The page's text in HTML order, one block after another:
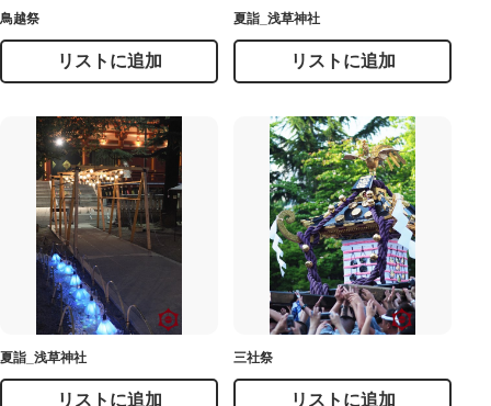
鳥越祭
リストに追加
夏詣_浅草神社
リストに追加
夏詣_浅草神社
リストに追加
三社祭
リストに追加